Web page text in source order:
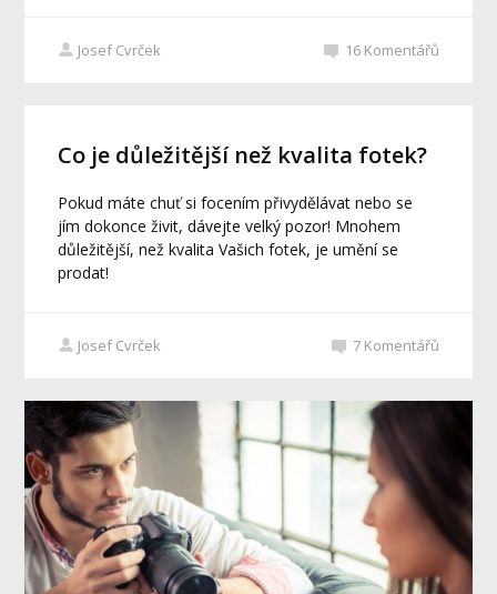
Josef Cvrček 16 Komentářů
Co je důležitější než kvalita fotek?
Pokud máte chuť si focením přivydělávat nebo se
jím dokonce živit, dávejte velký pozor! Mnohem
důležitější, než kvalita Vašich fotek, je umění se
prodat!
Josef Cvrček 7 Komentářů